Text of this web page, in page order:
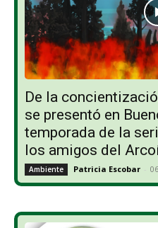
De la
se presentó en
temporada de la
los amigos del
Ambiente Patricia Escobar -